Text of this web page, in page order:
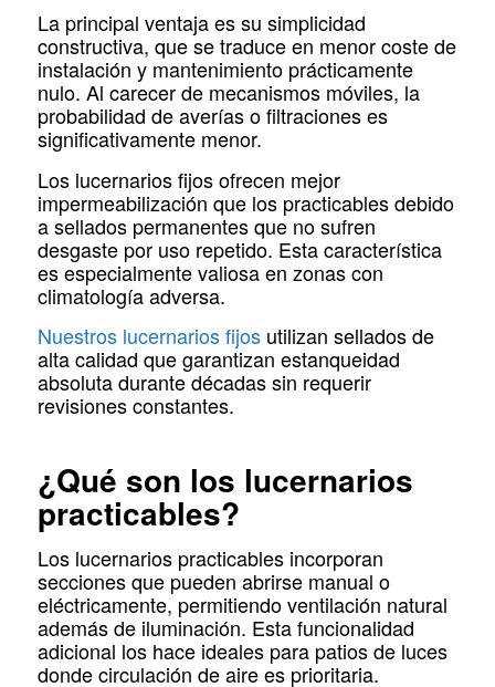
La principal ventaja es su simplicidad
constructiva, que se traduce en menor coste de
instalación y mantenimiento prácticamente
nulo. Al carecer de mecanismos móviles, la
probabilidad de averías o filtraciones es
significativamente menor.
Los lucernarios fijos ofrecen mejor
impermeabilización que los practicables debido
a sellados permanentes que no sufren
desgaste por uso repetido. Esta característica
es especialmente valiosa en zonas con
climatología adversa.
Nuestros lucernarios fijosutilizan sellados de
alta calidad que garantizan estanqueidad
absoluta durante décadas sin requerir
revisiones constantes.
¿Qué son los lucernarios
practicables?
Los lucernarios practicables incorporan
secciones que pueden abrirse manual o
eléctricamente, permitiendo ventilación natural
además de iluminación. Esta funcionalidad
adicional los hace ideales para patios de luces
donde circulación de aire es prioritaria.